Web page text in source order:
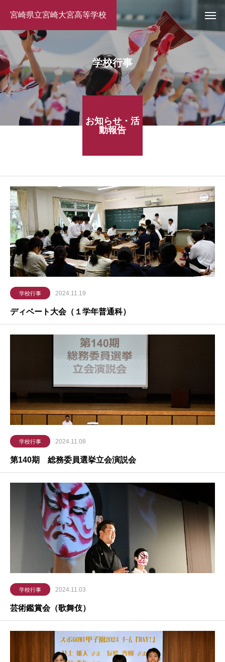
宮崎県立宮崎大宮高等学校
学校行事
お知らせ・活
動報告
学校行事 2024.11.19
ディベート大会（１学年普通科）
学校行事 2024.11.08
第140期 総務委員選挙立会演説会
学校行事 2024.11.03
芸術鑑賞会（歌舞伎）